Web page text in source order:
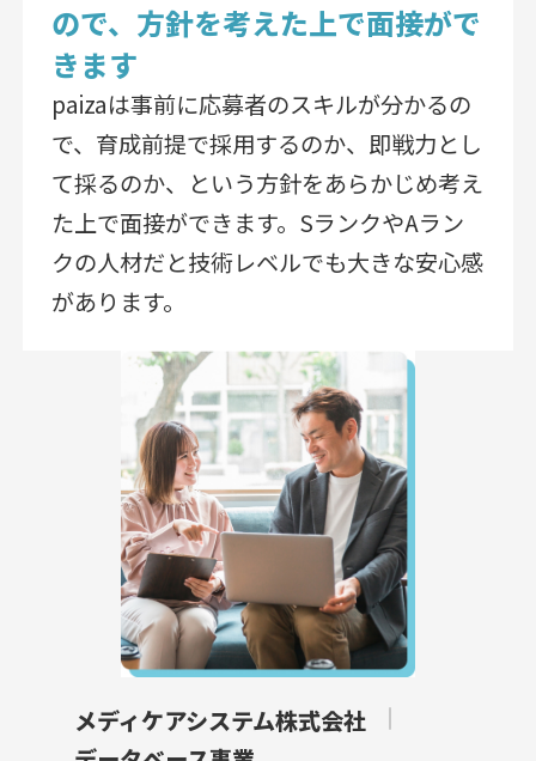
ので、方針を考えた上で面接がで
きます
paizaは事前に応募者のスキルが分かるの
で、育成前提で採用するのか、即戦力とし
て採るのか、という方針をあらかじめ考え
た上で面接ができます。SランクやAラン
クの人材だと技術レベルでも大きな安心感
があります。
メディケアシステム株式会社